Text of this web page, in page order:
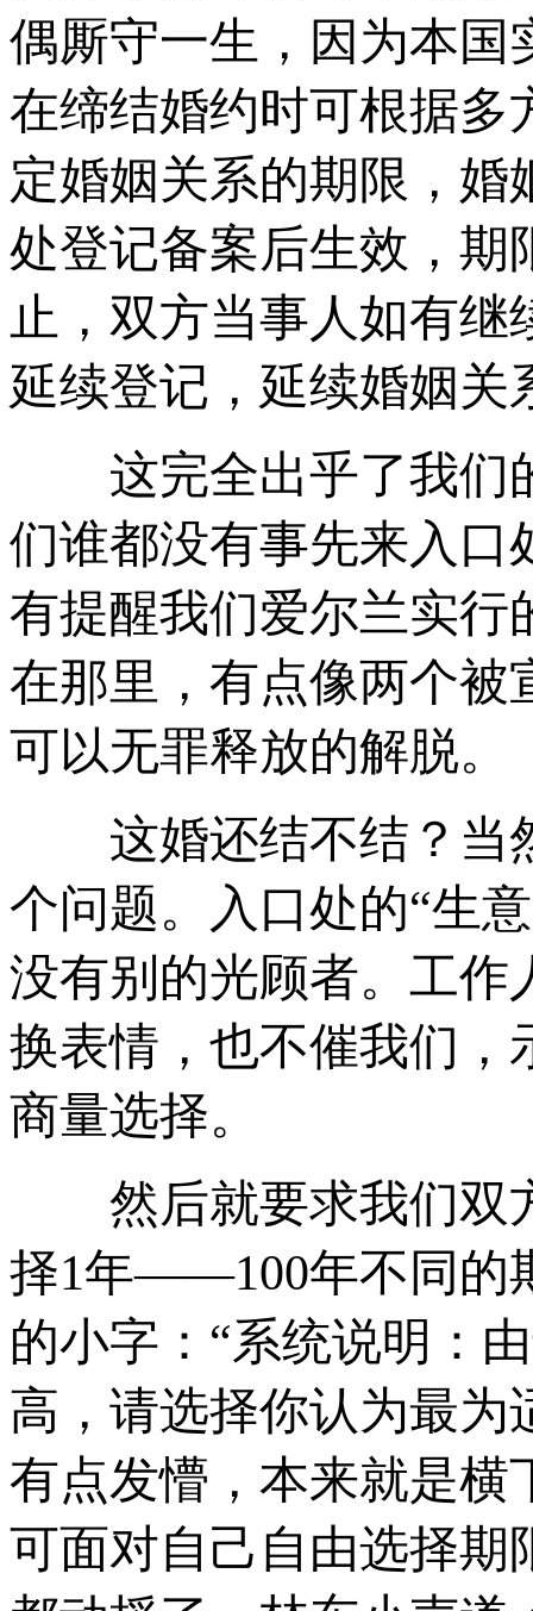
偶厮守一生，因为本国
在缔结婚约时可根据多
定婚姻关系的期限，婚
处登记备案后生效，期
止，双方当事人如有
延续登记，延续婚姻
这完全出乎了我们
们谁都没有事先来入口
有提醒我们爱尔兰实
在那里，有点像两个被
可以无罪释放的解脱。
这婚还结不结？当
个问题。入口处的“生
没有别的光顾者。工作
换表情，也不催我们，
商量选择。
然后就要求我们双
择1年——100年不同的
的小字：“系统说明：
高，请选择你认为最为
有点发懵，本来就是横
可面对自己自由选择期